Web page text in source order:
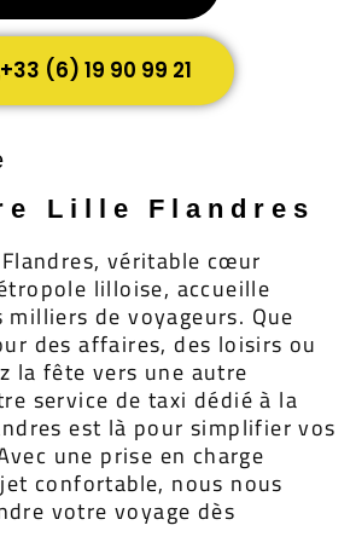
+33 (6) 19 90 99 21
Lille Flandres
véritable cœur
lilloise, accueille
de voyageurs. Que
des affaires, des loisirs ou
la fête vers une autre
service de taxi dédié à la
est là pour simplifier vos
une prise en charge
confortable, nous nous
votre voyage dès